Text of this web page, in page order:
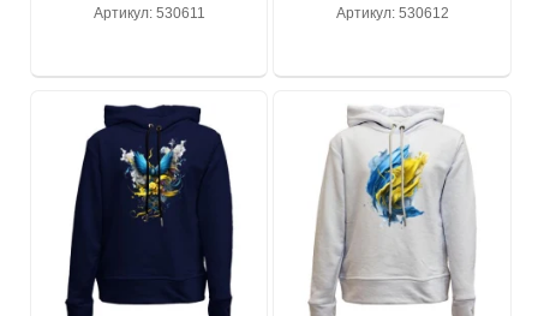
Артикул: 530611 Артикул: 530612